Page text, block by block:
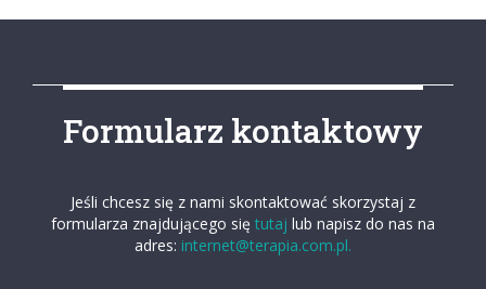
Formularz kontaktowy
Jeśli chcesz się z nami skontaktować skorzystaj z
formularza znajdującego się tutaj lub napisz do nas na
adres: internet@terapia.com.pl.